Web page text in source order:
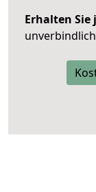
Erhalten Sie